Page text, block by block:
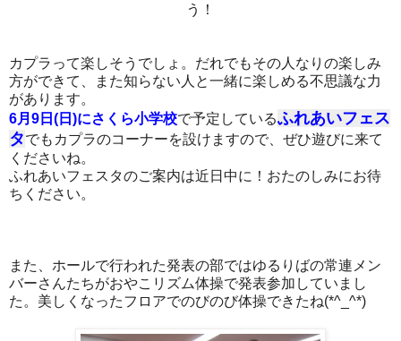
う！
カプラって楽しそうでしょ。だれでもその人なりの楽しみ
方ができて、また知らない人と一緒に楽しめる不思議な力
があります。
6月9日(日)にさくら小学校で予定しているふれあいフェス
タでもカプラのコーナーを設けますので、ぜひ遊びに来て
くださいね。
ふれあいフェスタのご案内は近日中に！おたのしみにお待
ちください。
また、ホールで行われた発表の部ではゆるりばの常連メン
バーさんたちがおやこリズム体操で発表参加していまし
た。美しくなったフロアでのびのび体操できたね(*^_^*)